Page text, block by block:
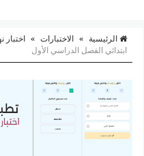
الرئيسية » الاختبارات » اختبار
ابتدائي الفصل الدراسي الأول